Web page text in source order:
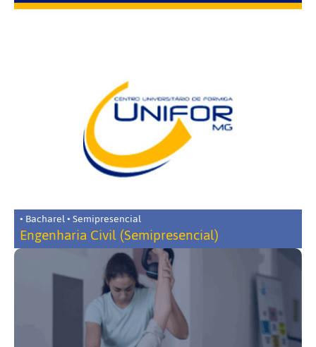
• Bacharel • Semipresencial
Engenharia Civil (Semipresencial)